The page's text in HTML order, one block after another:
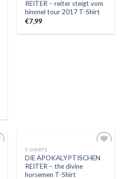
REITER – reiter steigt vom
himmel tour 2017 T-Shirt
€7,99
Wunschliste
T-SHIRTS
DIE APOKALYPTISCHEN
REITER – the divine
horsemen T-Shirt